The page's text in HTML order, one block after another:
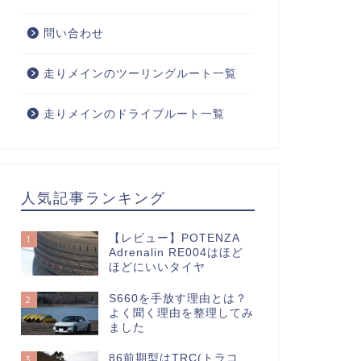
問い合わせ
走りメインのツーリングルート一覧
走りメインのドライブルート一覧
人気記事ランキング
1
【レビュー】POTENZA
Adrenalin RE004はほど
ほどにいいタイヤ
2
S660を手放す理由とは？
よく聞く理由を整理してみ
ました
86前期型はTRC(トラコ